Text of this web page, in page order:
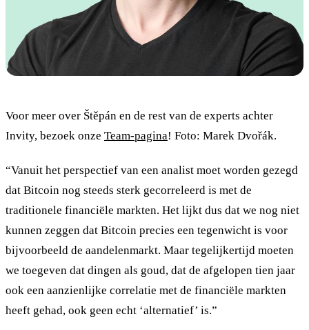
Voor meer over Štěpán en de rest van de experts achter
Invity, bezoek onze Team-pagina! Foto: Marek Dvořák.
“Vanuit het perspectief van een analist moet worden gezegd
dat Bitcoin nog steeds sterk gecorreleerd is met de
traditionele financiële markten. Het lijkt dus dat we nog niet
kunnen zeggen dat Bitcoin precies een tegenwicht is voor
bijvoorbeeld de aandelenmarkt. Maar tegelijkertijd moeten
we toegeven dat dingen als goud, dat de afgelopen tien jaar
ook een aanzienlijke correlatie met de financiële markten
heeft gehad, ook geen echt ‘alternatief’ is.”